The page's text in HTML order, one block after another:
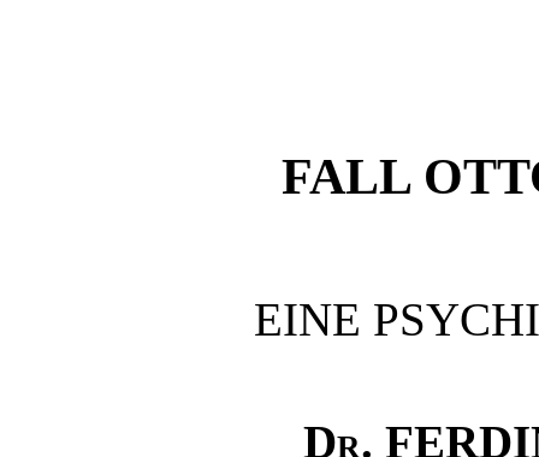
FALL
EINE
Dr.